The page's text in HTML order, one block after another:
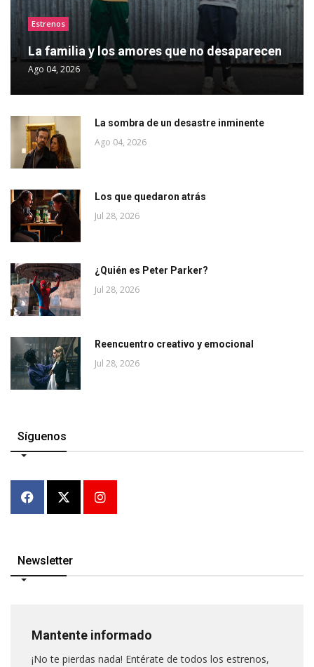
Estrenos
La familia y los amores que no desaparecen
Ago 04, 2026
La sombra de un desastre inminente
Ago 04, 2026
Los que quedaron atrás
Jul 28, 2026
¿Quién es Peter Parker?
Jul 28, 2026
Reencuentro creativo y emocional
Jul 28, 2026
Síguenos
Newsletter
Mantente informado
¡No te pierdas nada! Entérate de todos los estrenos,